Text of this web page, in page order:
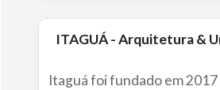
ITAGUÁ - Arquitetura &
Itaguá foi fundado em